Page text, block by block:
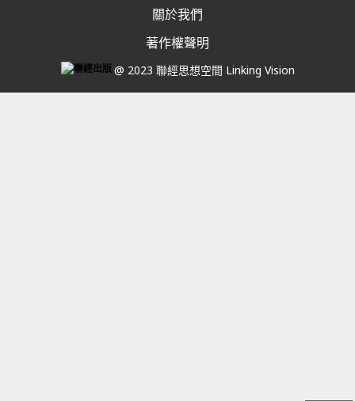
關於我們
著作權聲明
@ 2023 聯經思想空間 Linking Vision